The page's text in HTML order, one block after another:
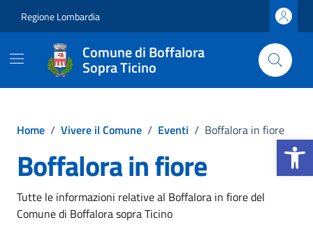
Apri la
Regione Lombardia
Comune di Boffalora
Sopra Ticino
Home / Vivere il Comune / Eventi / Boffalora in fiore
Boffalora in fiore
Tutte le informazioni relative al Boffalora in fiore del
Comune di Boffalora sopra Ticino